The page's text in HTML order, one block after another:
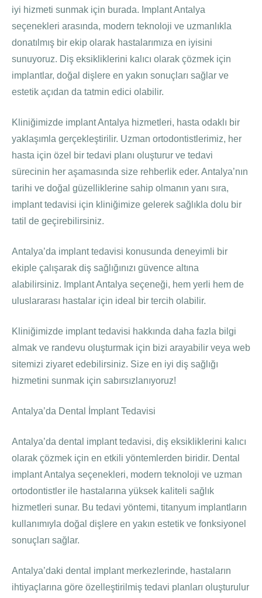
iyi hizmeti sunmak için burada. Implant Antalya
seçenekleri arasında, modern teknoloji ve uzmanlıkla
donatılmış bir ekip olarak hastalarımıza en iyisini
sunuyoruz. Diş eksikliklerini kalıcı olarak çözmek için
implantlar, doğal dişlere en yakın sonuçları sağlar ve
estetik açıdan da tatmin edici olabilir.
Kliniğimizde implant Antalya hizmetleri, hasta odaklı bir
yaklaşımla gerçekleştirilir. Uzman ortodontistlerimiz, her
hasta için özel bir tedavi planı oluşturur ve tedavi
sürecinin her aşamasında size rehberlik eder. Antalya’nın
tarihi ve doğal güzelliklerine sahip olmanın yanı sıra,
implant tedavisi için kliniğimize gelerek sağlıkla dolu bir
tatil de geçirebilirsiniz.
Antalya’da implant tedavisi konusunda deneyimli bir
ekiple çalışarak diş sağlığınızı güvence altına
alabilirsiniz. Implant Antalya seçeneği, hem yerli hem de
uluslararası hastalar için ideal bir tercih olabilir.
Kliniğimizde implant tedavisi hakkında daha fazla bilgi
almak ve randevu oluşturmak için bizi arayabilir veya web
sitemizi ziyaret edebilirsiniz. Size en iyi diş sağlığı
hizmetini sunmak için sabırsızlanıyoruz!
Antalya’da Dental İmplant Tedavisi
Antalya’da dental implant tedavisi, diş eksikliklerini kalıcı
olarak çözmek için en etkili yöntemlerden biridir. Dental
implant Antalya seçenekleri, modern teknoloji ve uzman
ortodontistler ile hastalarına yüksek kaliteli sağlık
hizmetleri sunar. Bu tedavi yöntemi, titanyum implantların
kullanımıyla doğal dişlere en yakın estetik ve fonksiyonel
sonuçları sağlar.
Antalya’daki dental implant merkezlerinde, hastaların
ihtiyaçlarına göre özelleştirilmiş tedavi planları oluşturulur